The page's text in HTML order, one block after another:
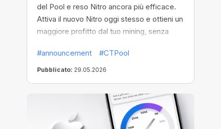
del Pool e reso Nitro ancora più efficace.
Attiva il nuovo Nitro oggi stesso e ottieni un
maggiore profitto dal tuo mining, senza
#announcement
#CTPool
Pubblicato: 29.05.2026